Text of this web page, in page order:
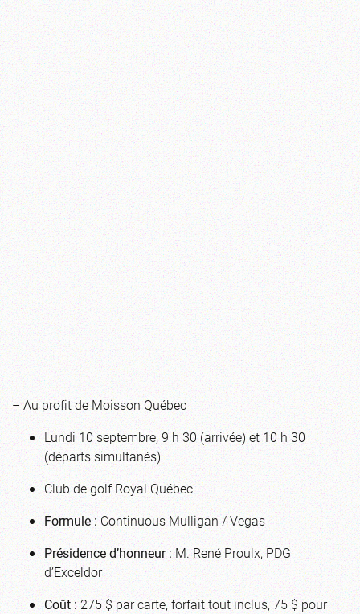
– Au profit de Moisson Québec
Lundi 10 septembre, 9 h 30 (arrivée) et 10 h 30
(départs simultanés)
Club de golf Royal Québec
Formule :Continuous Mulligan / Vegas
Présidence d’honneur :M. René Proulx, PDG
d’Exceldor
Coût :275 $ par carte, forfait tout inclus, 75 $ pour